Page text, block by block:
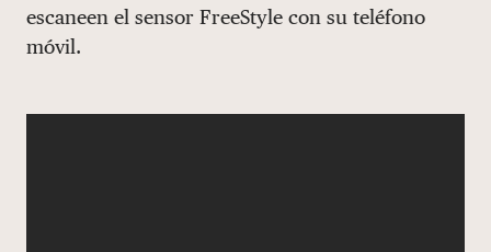
escaneen el sensor FreeStyle con su teléfono
móvil.